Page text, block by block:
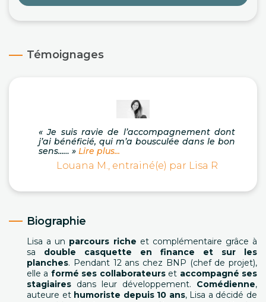
Témoignages
« Je suis ravie de l’accompagnement dont
j’ai bénéficié, qui m’a bousculée dans le bon
sens...… » Lire plus...
Louana M., entrainé(e) par Lisa R
Biographie
Lisa a un parcours riche et complémentaire grâce à
sa double casquette en finance et sur les
planches. Pendant 12 ans chez BNP (chef de projet),
elle a formé ses collaborateurset accompagné ses
stagiaires dans leur développement. Comédienne,
auteure et humoriste depuis 10 ans, Lisa a décidé de